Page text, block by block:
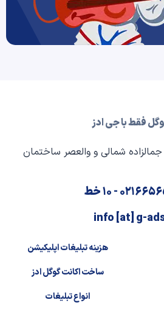
فقط با جی ادز
جمالزاده شمالی و والعصر ساختمان
- ۱۰ خط
info [at] g-
هزینه تبلیغات اپلیکیشن
ساخت اکانت گوگل ادز
انواع تبلیغات